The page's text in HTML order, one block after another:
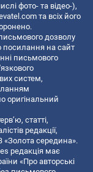
фото- та відео-),
та всіх його
дозволу
посилання на сайт
письмового
систем,
оригінальний
статті,
редакції,
«Золота середина».
редакція має
«Про авторські